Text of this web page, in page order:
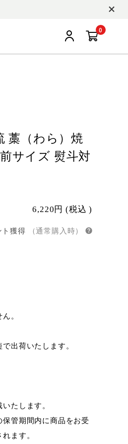
0
藁（わら）焼
サイズ 熨斗対
6,220円 (税込)
ト獲得 （通常購入時）
。
出荷いたします。
たします。
管期間内に商品をお受
ます。